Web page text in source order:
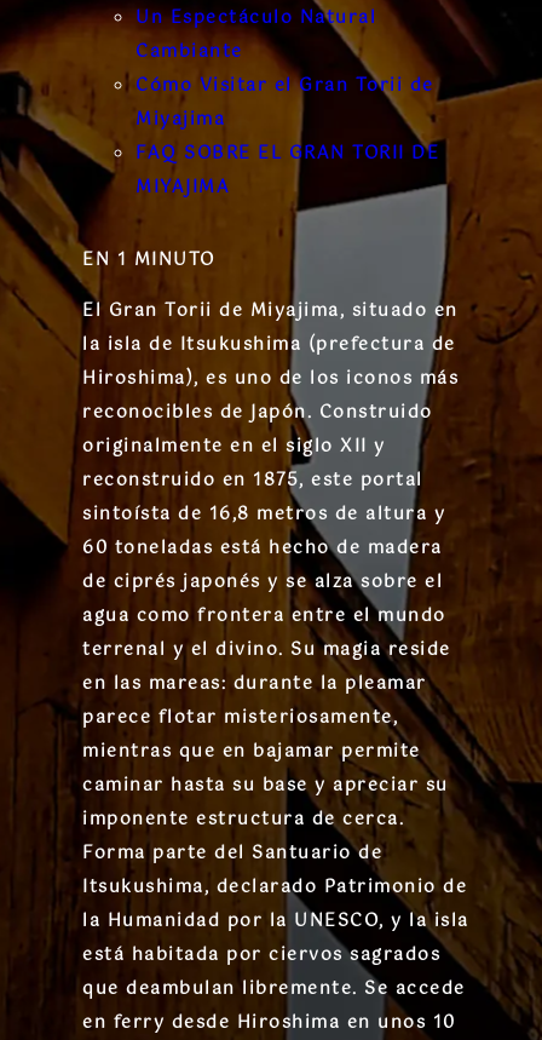
Un Espectáculo Natural
Cambiante
Cómo Visitar el Gran Torii de
Miyajima
FAQ SOBRE EL GRAN TORII DE
MIYAJIMA
EN 1 MINUTO
El Gran Torii de Miyajima, situado en
la isla de Itsukushima (prefectura de
Hiroshima), es uno de los iconos más
reconocibles de Japón. Construido
originalmente en el siglo XII y
reconstruido en 1875, este portal
sintoísta de 16,8 metros de altura y
60 toneladas está hecho de madera
de ciprés japonés y se alza sobre el
agua como frontera entre el mundo
terrenal y el divino. Su magia reside
en las mareas: durante la pleamar
parece flotar misteriosamente,
mientras que en bajamar permite
caminar hasta su base y apreciar su
imponente estructura de cerca.
Forma parte del Santuario de
Itsukushima, declarado Patrimonio de
la Humanidad por la UNESCO, y la isla
está habitada por ciervos sagrados
que deambulan libremente. Se accede
en ferry desde Hiroshima en unos 10